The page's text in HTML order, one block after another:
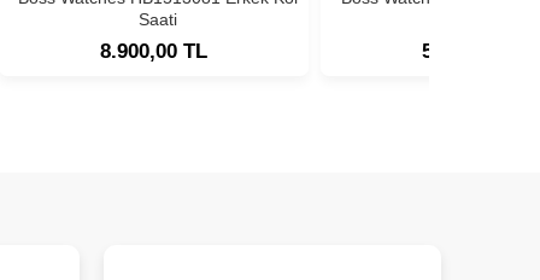
Saati
8.900,00 TL 5.900,00 TL